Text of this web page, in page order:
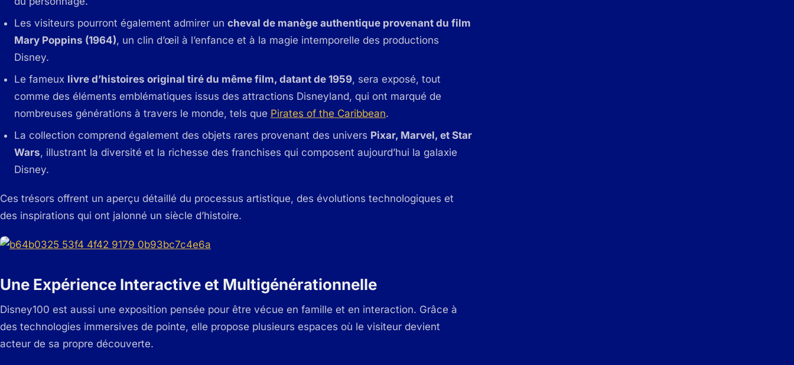
Les visiteurs pourront également admirer un cheval de manège authentique provenant du film
Mary Poppins (1964), un clin d’œil à l’enfance et à la magie intemporelle des productions
Disney.
Le fameux livre d’histoires original tiré du même film, datant de 1959, sera exposé, tout
comme des éléments emblématiques issus des attractions Disneyland, qui ont marqué de
nombreuses générations à travers le monde, tels que Pirates of the Caribbean.
La collection comprend également des objets rares provenant des univers Pixar, Marvel, et Star
Wars, illustrant la diversité et la richesse des franchises qui composent aujourd’hui la galaxie
Disney.
Ces trésors offrent un aperçu détaillé du processus artistique, des évolutions technologiques et
des inspirations qui ont jalonné un siècle d’histoire.
Une Expérience Interactive et Multigénérationnelle
Disney100 est aussi une exposition pensée pour être vécue en famille et en interaction. Grâce à
des technologies immersives de pointe, elle propose plusieurs espaces où le visiteur devient
acteur de sa propre découverte.